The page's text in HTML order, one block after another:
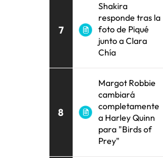
7
Shakira
responde tras la
foto de Piqué
junto a Clara
Chía
8
Margot Robbie
cambiará
completamente
a Harley Quinn
para "Birds of
Prey"